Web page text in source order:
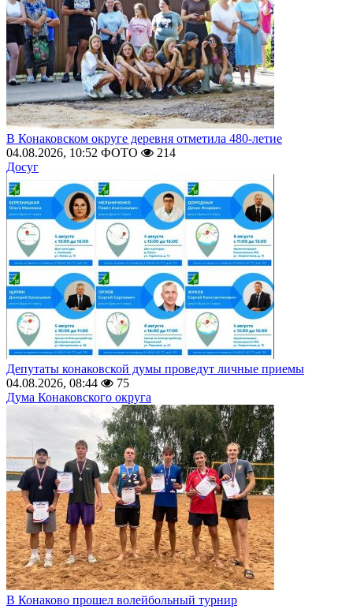
В Конаковском округе деревня отметила 480-летие
04.08.2026, 10:52 ФОТО
214
Досуг
Депутаты конаковской думы проведут личные приемы
04.08.2026, 08:44
75
Дума Конаковского округа
В Конаково прошел волейбольный турнир